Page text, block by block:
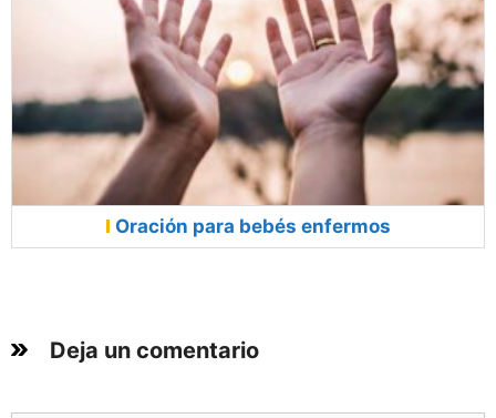
Oración para bebés enfermos
Deja un comentario